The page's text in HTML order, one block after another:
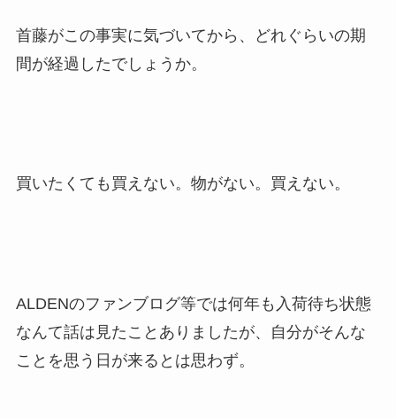
首藤がこの事実に気づいてから、どれぐらいの期
間が経過したでしょうか。
買いたくても買えない。物がない。買えない。
ALDENのファンブログ等では何年も入荷待ち状態
なんて話は見たことありましたが、自分がそんな
ことを思う日が来るとは思わず。